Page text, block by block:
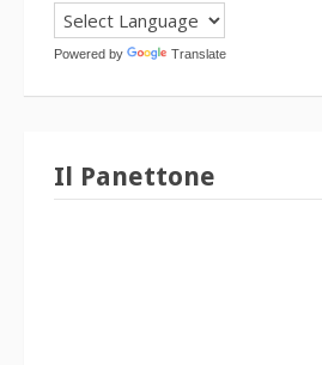
Powered by Translate
Il Panettone